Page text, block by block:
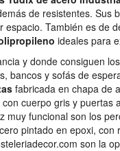
de resistentes.
espacio. También es de
ideales para
y donde consiguen
bancos y sofás de
fabricada en chapa de
cuerpo gris y
muy funcional son los
pintado en epoxi,
son la